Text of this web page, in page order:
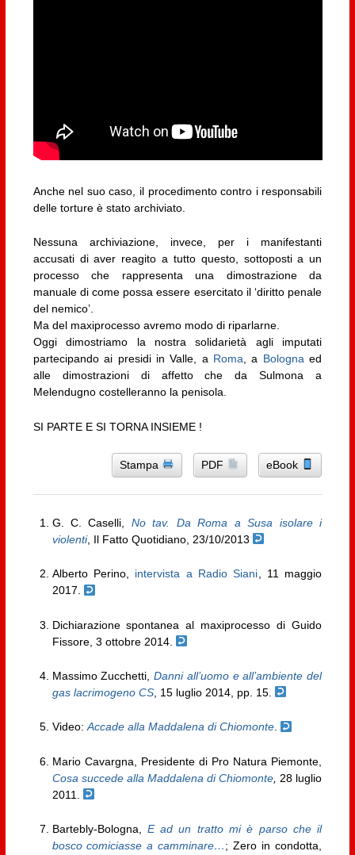
Anche nel suo caso, il procedimento contro i responsabili
delle torture è stato archiviato.
Nessuna archiviazione, invece, per i manifestanti
accusati di aver reagito a tutto questo, sottoposti a un
processo che rappresenta una dimostrazione da
manuale di come possa essere esercitato il ‘diritto penale
del nemico’.
Ma del maxiprocesso avremo modo di riparlarne.
Oggi dimostriamo la nostra solidarietà agli imputati
partecipando ai presidi in Valle, a Roma , a Bologna ed
alle dimostrazioni di affetto che da Sulmona a
Melendugno costelleranno la penisola.
SI PARTE E SI TORNA INSIEME !
Stampa PDF eBook
G. C. Caselli, No tav. Da Roma a Susa isolare i
violenti, Il Fatto Quotidiano, 23/10/2013
Alberto Perino, intervista a Radio Siani , 11 maggio
2017.
Dichiarazione spontanea al maxiprocesso di Guido
Fissore, 3 ottobre 2014.
Massimo Zucchetti,Danni all’uomo e all’ambiente del
gas lacrimogeno CS, 15 luglio 2014, pp. 15.
Video:Accade alla Maddalena di Chiomonte.
Mario Cavargna, Presidente di Pro Natura Piemonte,
Cosa succede alla Maddalena di Chiomonte 28 luglio
2011.
Bartebly-Bologna, E ad un tratto mi è parso che il
bosco comiciasse a camminare…; Zero in condotta,